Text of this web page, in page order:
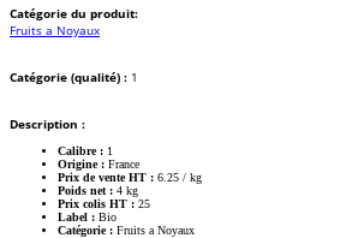
Catégorie du produit:
Fruits a Noyaux
Catégorie (qualité) : 1
Description :
Calibre : 1
Origine : France
Prix de vente HT : 6.25 / kg
Poids net : 4 kg
Prix colis HT : 25
Label : Bio
Catégorie : Fruits a Noyaux